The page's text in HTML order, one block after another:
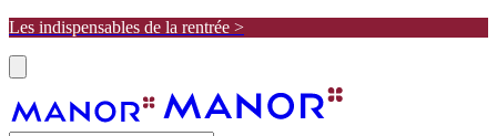
Les indispensables de la rentrée >